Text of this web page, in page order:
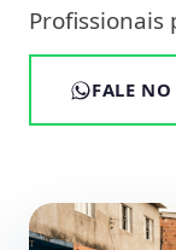
Profissionais
FALE NO